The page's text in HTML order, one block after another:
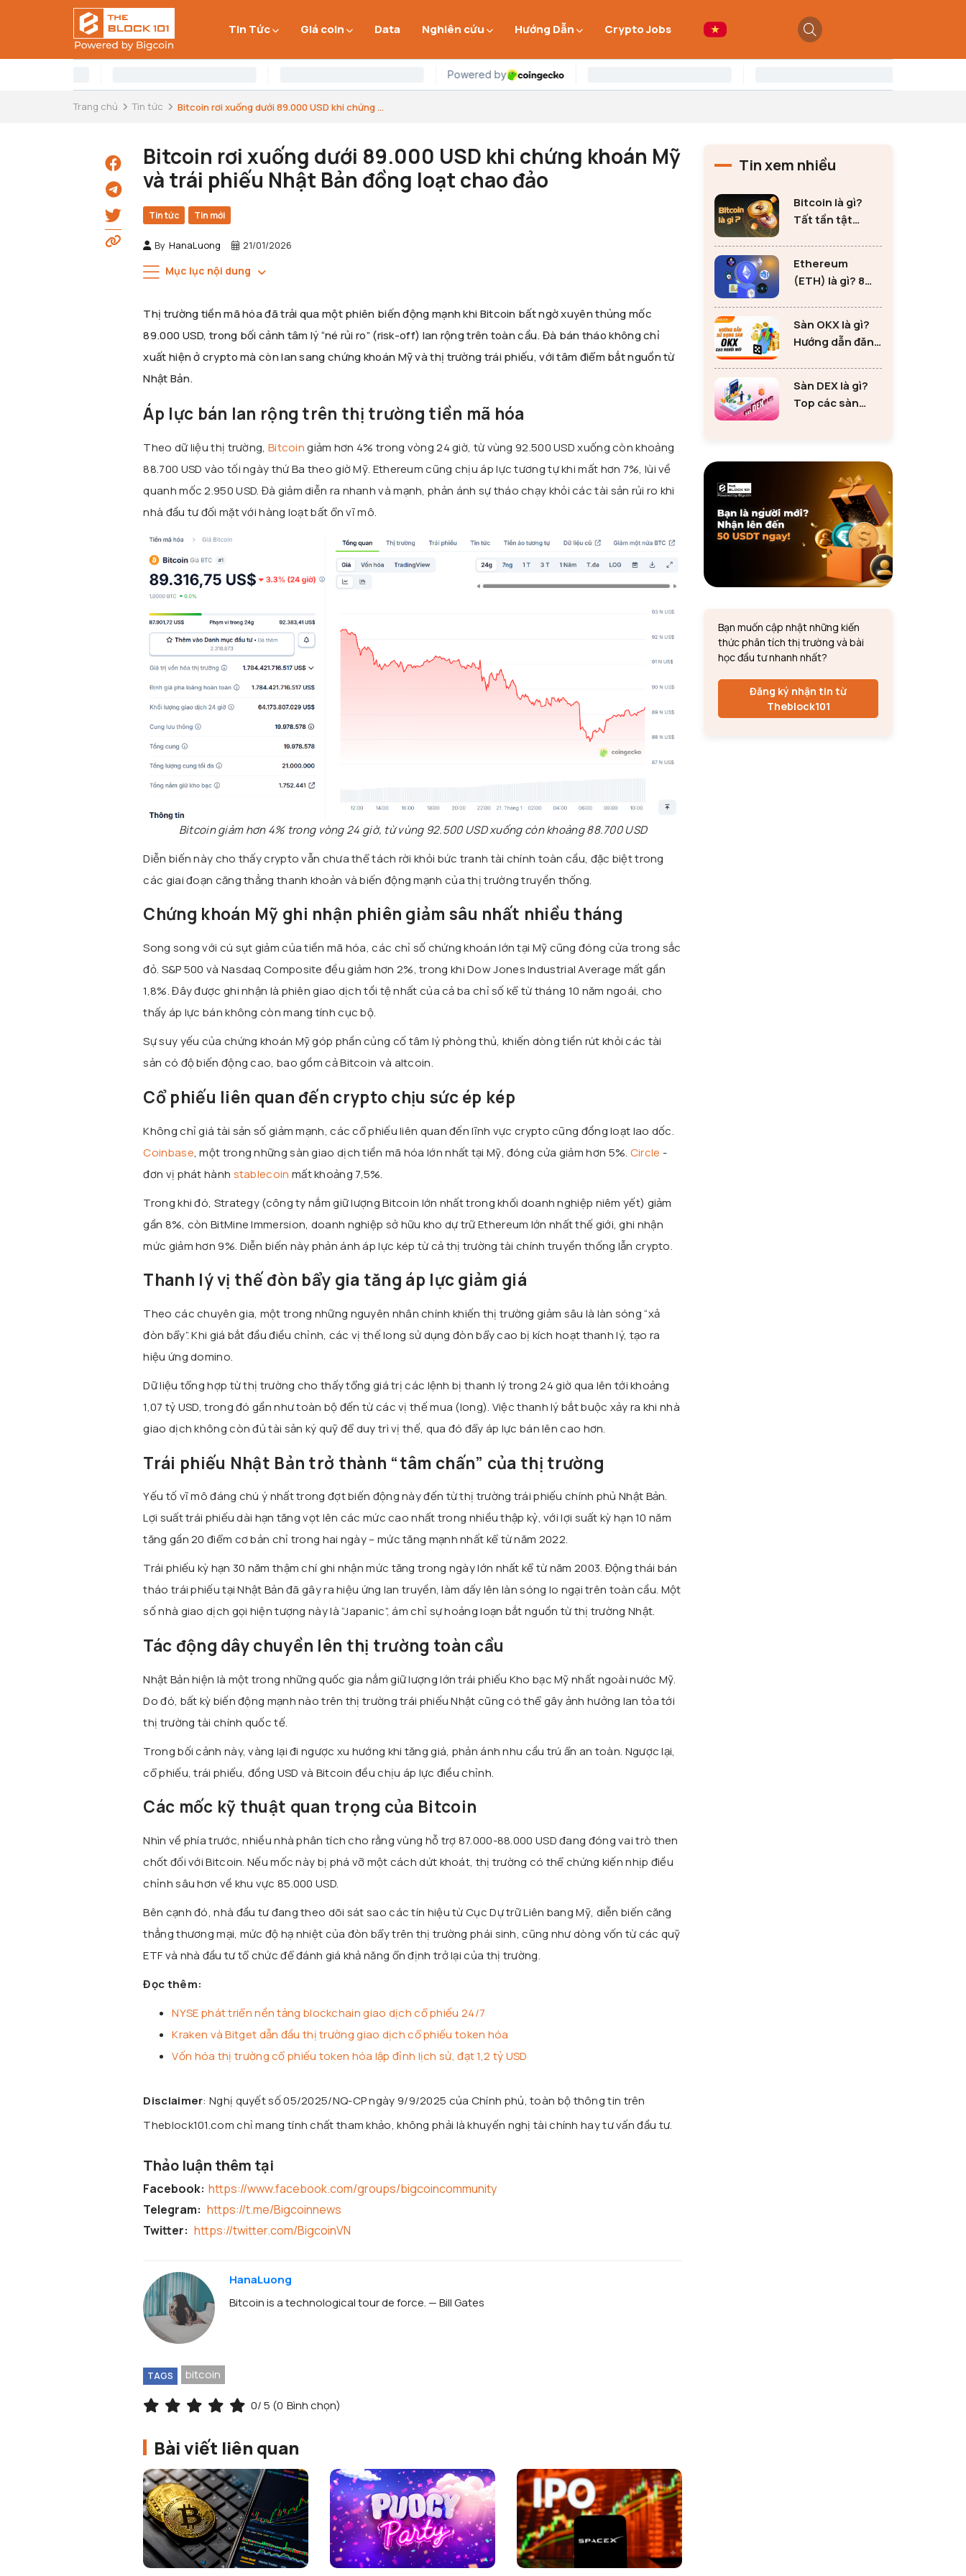
Tin Tức Giá coin Data Nghiên cứu Hướng Dẫn Crypto Jobs
Trang chủ Tin tức Bitcoin rơi xuống dưới 89.000 USD khi chứng ...
Bitcoin rơi xuống dưới 89.000 USD khi chứng khoán Mỹ
và trái phiếu Nhật Bản đồng loạt chao đảo
Tin tức Tin mới
By HanaLuong 21/01/2026
Mục lục nội dung
Thị trường tiền mã hóa đã trải qua một phiên biến động mạnh khi Bitcoin bất ngờ xuyên thủng mốc
89.000 USD, trong bối cảnh tâm lý “né rủi ro” (risk-off) lan rộng trên toàn cầu. Đà bán tháo không chỉ
xuất hiện ở crypto mà còn lan sang chứng khoán Mỹ và thị trường trái phiếu, với tâm điểm bắt nguồn từ
Nhật Bản.
Áp lực bán lan rộng trên thị trường tiền mã hóa
Theo dữ liệu thị trường, Bitcoingiảm hơn 4% trong vòng 24 giờ, từ vùng 92.500 USD xuống còn khoảng
88.700 USD vào tối ngày thứ Ba theo giờ Mỹ. Ethereum cũng chịu áp lực tương tự khi mất hơn 7%, lùi về
quanh mốc 2.950 USD. Đà giảm diễn ra nhanh và mạnh, phản ánh sự tháo chạy khỏi các tài sản rủi ro khi
nhà đầu tư đối mặt với hàng loạt bất ổn vĩ mô.
Bitcoin giảm hơn 4% trong vòng 24 giờ, từ vùng 92.500 USD xuống còn khoảng 88.700 USD
Diễn biến này cho thấy crypto vẫn chưa thể tách rời khỏi bức tranh tài chính toàn cầu, đặc biệt trong
các giai đoạn căng thẳng thanh khoản và biến động mạnh của thị trường truyền thống.
Chứng khoán Mỹ ghi nhận phiên giảm sâu nhất nhiều tháng
Song song với cú sụt giảm của tiền mã hóa, các chỉ số chứng khoán lớn tại Mỹ cũng đóng cửa trong sắc
đỏ. S&P 500 và Nasdaq Composite đều giảm hơn 2%, trong khi Dow Jones Industrial Average mất gần
1,8%. Đây được ghi nhận là phiên giao dịch tồi tệ nhất của cả ba chỉ số kể từ tháng 10 năm ngoái, cho
thấy áp lực bán không còn mang tính cục bộ.
Sự suy yếu của chứng khoán Mỹ góp phần củng cố tâm lý phòng thủ, khiến dòng tiền rút khỏi các tài
sản có độ biến động cao, bao gồm cả Bitcoin và altcoin.
Cổ phiếu liên quan đến crypto chịu sức ép kép
Không chỉ giá tài sản số giảm mạnh, các cổ phiếu liên quan đến lĩnh vực crypto cũng đồng loạt lao dốc.
Coinbase, một trong những sàn giao dịch tiền mã hóa lớn nhất tại Mỹ, đóng cửa giảm hơn 5%. Circle -
đơn vị phát hành stablecoin mất khoảng 7,5%.
Trong khi đó, Strategy (công ty nắm giữ lượng Bitcoin lớn nhất trong khối doanh nghiệp niêm yết) giảm
gần 8%, còn BitMine Immersion, doanh nghiệp sở hữu kho dự trữ Ethereum lớn nhất thế giới, ghi nhận
mức giảm hơn 9%. Diễn biến này phản ánh áp lực kép từ cả thị trường tài chính truyền thống lẫn crypto.
Thanh lý vị thế đòn bẩy gia tăng áp lực giảm giá
Theo các chuyên gia, một trong những nguyên nhân chính khiến thị trường giảm sâu là làn sóng “xả
đòn bẩy”. Khi giá bắt đầu điều chỉnh, các vị thế long sử dụng đòn bẩy cao bị kích hoạt thanh lý, tạo ra
hiệu ứng domino.
Dữ liệu tổng hợp từ thị trường cho thấy tổng giá trị các lệnh bị thanh lý trong 24 giờ qua lên tới khoảng
1,07 tỷ USD, trong đó gần như toàn bộ đến từ các vị thế mua (long). Việc thanh lý bắt buộc xảy ra khi nhà
giao dịch không còn đủ tài sản ký quỹ để duy trì vị thế, qua đó đẩy áp lực bán lên cao hơn.
Trái phiếu Nhật Bản trở thành “tâm chấn” của thị trường
Yếu tố vĩ mô đáng chú ý nhất trong đợt biến động này đến từ thị trường trái phiếu chính phủ Nhật Bản.
Lợi suất trái phiếu dài hạn tăng vọt lên các mức cao nhất trong nhiều thập kỷ, với lợi suất kỳ hạn 10 năm
tăng gần 20 điểm cơ bản chỉ trong hai ngày – mức tăng mạnh nhất kể từ năm 2022.
Trái phiếu kỳ hạn 30 năm thậm chí ghi nhận mức tăng trong ngày lớn nhất kể từ năm 2003. Động thái bán
tháo trái phiếu tại Nhật Bản đã gây ra hiệu ứng lan truyền, làm dấy lên làn sóng lo ngại trên toàn cầu. Một
số nhà giao dịch gọi hiện tượng này là “Japanic”, ám chỉ sự hoảng loạn bắt nguồn từ thị trường Nhật.
Tác động dây chuyền lên thị trường toàn cầu
Nhật Bản hiện là một trong những quốc gia nắm giữ lượng lớn trái phiếu Kho bạc Mỹ nhất ngoài nước Mỹ.
Do đó, bất kỳ biến động mạnh nào trên thị trường trái phiếu Nhật cũng có thể gây ảnh hưởng lan tỏa tới
thị trường tài chính quốc tế.
Trong bối cảnh này, vàng lại đi ngược xu hướng khi tăng giá, phản ánh nhu cầu trú ẩn an toàn. Ngược lại,
cổ phiếu, trái phiếu, đồng USD và Bitcoin đều chịu áp lực điều chỉnh.
Các mốc kỹ thuật quan trọng của Bitcoin
Nhìn về phía trước, nhiều nhà phân tích cho rằng vùng hỗ trợ 87.000-88.000 USD đang đóng vai trò then
chốt đối với Bitcoin. Nếu mốc này bị phá vỡ một cách dứt khoát, thị trường có thể chứng kiến nhịp điều
chỉnh sâu hơn về khu vực 85.000 USD.
Bên cạnh đó, nhà đầu tư đang theo dõi sát sao các tín hiệu từ Cục Dự trữ Liên bang Mỹ, diễn biến căng
thẳng thương mại, mức độ hạ nhiệt của đòn bẩy trên thị trường phái sinh, cũng như dòng vốn từ các quỹ
ETF và nhà đầu tư tổ chức để đánh giá khả năng ổn định trở lại của thị trường.
Đọc thêm:
NYSE phát triển nền tảng blockchain giao dịch cổ phiếu 24/7
Kraken và Bitget dẫn đầu thị trường giao dịch cổ phiếu token hóa
Vốn hóa thị trường cổ phiếu token hóa lập đỉnh lịch sử, đạt 1,2 tỷ USD
Disclaimer: Nghị quyết số 05/2025/NQ-CP ngày 9/9/2025 của Chính phủ, toàn bộ thông tin trên
Theblock101.com chỉ mang tính chất tham khảo, không phải là khuyến nghị tài chính hay tư vấn đầu tư.
Thảo luận thêm tại
Facebook: https://www.facebook.com/groups/bigcoincommunity
Telegram: https://t.me/Bigcoinnews
Twitter: https://twitter.com/BigcoinVN
HanaLuong
Bitcoin is a technological tour de force. — Bill Gates
TAGS bitcoin
0/ 5 (0 Bình chọn)
Bài viết liên quan
Tin xem nhiều
Bitcoin là gì?
Tất tần tật
Bitcoin
Ethereum
(ETH) là gì? 8
tư Ethereum
Sàn OKX là gì?
Hướng dẫn đăng
mới
Sàn DEX là gì?
Top các sàn
Bạn muốn cập nhật những kiến
thức phân tích thị trường và bài
học đầu tư nhanh nhất?
Đăng ký nhận tin từ
Theblock101